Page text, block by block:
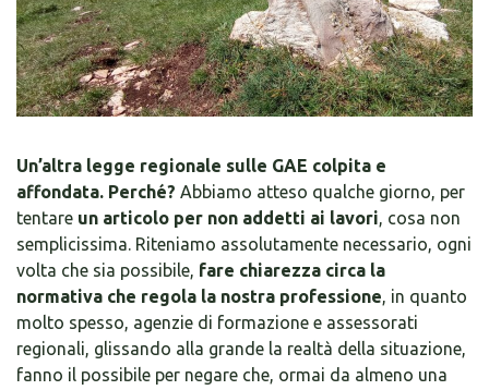
Un’altra legge regionale sulle GAE colpita e
affondata. Perché? Abbiamo atteso qualche giorno, per
tentare un articolo per non addetti ai lavori, cosa non
semplicissima. Riteniamo assolutamente necessario, ogni
volta che sia possibile, fare chiarezza circa la
normativa che regola la nostra professione, in quanto
molto spesso, agenzie di formazione e assessorati
regionali, glissando alla grande la realtà della situazione,
fanno il possibile per negare che, ormai da almeno una